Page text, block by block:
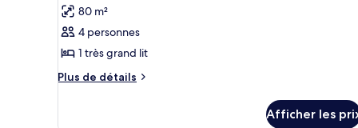
photos
pour
ce
type
de
80 m²
4 personnes
1 très grand lit
Plus de détails
Plus
Afficher les